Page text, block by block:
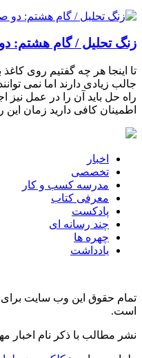
زنگ تحلیل / گام هشتم:
تا اینجا هر چه گفتیم روی کاغذ
جالب زیادی دارند اما نمی
راه حل باید آن را در عمل نیز
اطمینان کافی دارید زمان
اخبار
تخصصی
مدرسه کسب و کار
معرفی کتاب
پادکست
چند رسانه ای
چهره ها
یادداشت
تمام حقوق این وب سایت
است.
نشر مطالب با ذکر نام اخبار